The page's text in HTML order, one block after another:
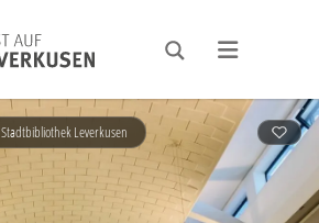
Stadtbibliothek Leverkusen